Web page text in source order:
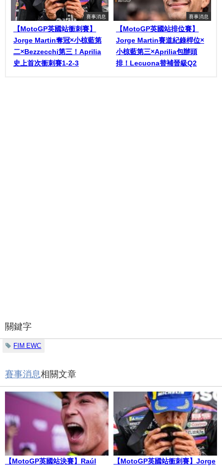
賽事消息
【MotoGP英國站衝刺賽】
Jorge Martin奪冠×小椋藍第
二×Bezzecchi第三！Aprilia
史上首次衝刺賽1-2-3
賽事消息
【MotoGP英國站排位賽】
Jorge Martin賽道紀錄桿位×
小椋藍第三×Aprilia包辦頭
排！Lecuona替補晉級Q2
關鍵字
FIM EWC
賽事消息相關文章
【MotoGP英國站決賽】Raúl
【MotoGP英國站衝刺賽】Jorge